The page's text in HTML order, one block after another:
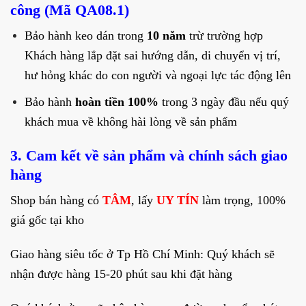
công (Mã QA08.1)
Bảo hành keo dán trong 10 năm trừ trường hợp
Khách hàng lắp đặt sai hướng dẫn, di chuyển vị trí,
hư hỏng khác do con người và ngoại lực tác động lên
Bảo hành hoàn tiền 100% trong 3 ngày đầu nếu quý
khách mua về không hài lòng về sản phẩm
3. Cam kết về sản phẩm và chính sách giao
hàng
Shop bán hàng có TÂM, lấy UY TÍN làm trọng, 100%
giá gốc tại kho
Giao hàng siêu tốc ở Tp Hồ Chí Minh: Quý khách sẽ
nhận được hàng 15-20 phút sau khi đặt hàng